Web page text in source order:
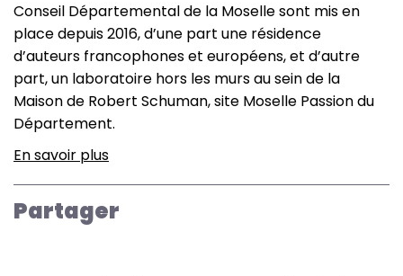
Conseil Départemental de la Moselle sont mis en
place depuis 2016, d’une part une résidence
d’auteurs francophones et européens, et d’autre
part, un laboratoire hors les murs au sein de la
Maison de Robert Schuman, site Moselle Passion du
Département.
En savoir plus
candidatures
Partager